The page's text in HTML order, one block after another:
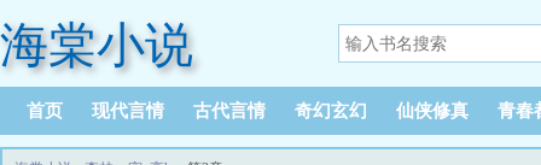
海棠小说
首页 现代言情 古代言情 奇幻玄幻 仙侠修真 青春